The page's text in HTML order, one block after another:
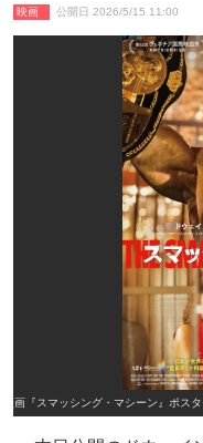
映画 公開日 2026/5/15 11:00
映画『スマッシング・マシーン』ポス